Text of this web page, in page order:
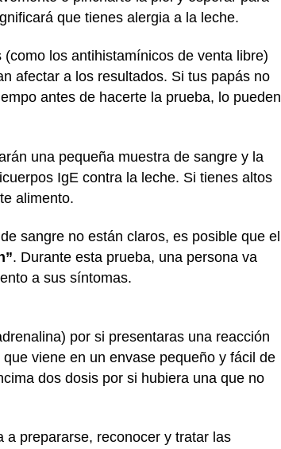
que tienes alergia a la leche.
los antihistamínicos de venta libre)
afectar a los resultados. Si tus papás no
antes de hacerte la prueba, lo pueden
una pequeña muestra de sangre y la
IgE contra la leche. Si tienes altos
alimento.
sangre no están claros, es posible que el
. Durante esta prueba, una persona va
a sus síntomas.
por si presentaras una reacción
viene en un envase pequeño y fácil de
dos dosis por si hubiera una que no
a prepararse, reconocer y tratar las